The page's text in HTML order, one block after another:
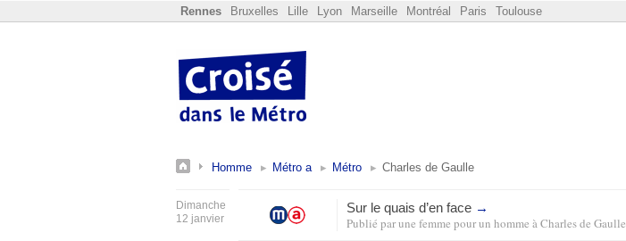
Rennes Bruxelles Lille Lyon Marseille Montréal Paris Toulouse
Homme Métro a Métro Charles de Gaulle
Dimanche
12 janvier
Sur le quais d’en face →
Publié parune femme pour un homme àCharles de Gaulle